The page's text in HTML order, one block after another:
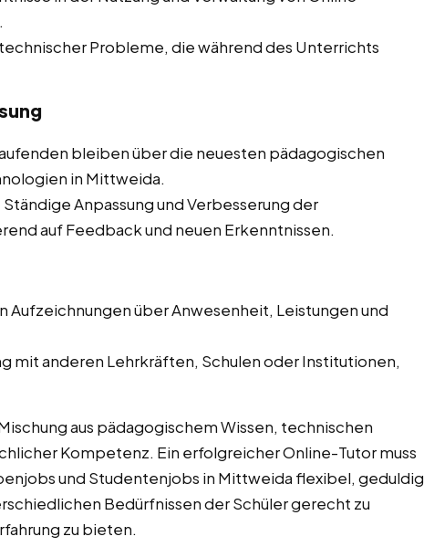
Probleme, die während des Unterrichts
bleiben über die neuesten pädagogischen
in Mittweida.
Ständige Anpassung und Verbesserung der
auf Feedback und neuen Erkenntnissen.
Aufzeichnungen über Anwesenheit, Leistungen und
mit anderen Lehrkräften, Schulen oder Institutionen,
aus pädagogischem Wissen, technischen
Kompetenz. Ein erfolgreicher Online-Tutor muss
und Studentenjobs in Mittweida flexibel, geduldig
Bedürfnissen der Schüler gerecht zu
zu bieten.